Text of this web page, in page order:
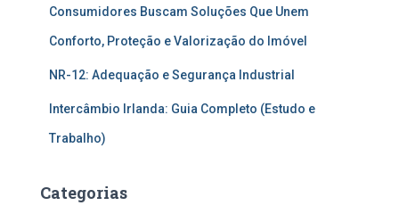
Consumidores Buscam Soluções Que Unem
Conforto, Proteção e Valorização do Imóvel
NR-12: Adequação e Segurança Industrial
Intercâmbio Irlanda: Guia Completo (Estudo e
Trabalho)
Categorias